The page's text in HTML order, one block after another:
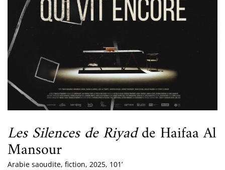
Les Silences de Riyadde Haifaa Al
Mansour
Arabie saoudite, fiction, 2025, 101’